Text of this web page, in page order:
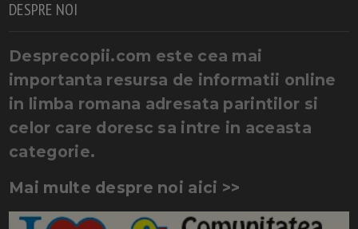
DESPRE NOI
Desprecopii.com este cea mai
importanta resursa de informatii online
in limba romana adresata parintilor si
celor care doresc sa intre in aceasta
categorie.
Mai multe despre noi aici >>